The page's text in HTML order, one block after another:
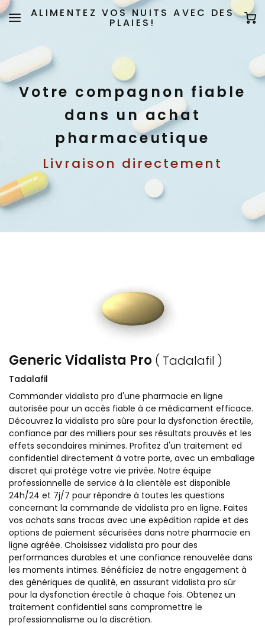
ALIMENTEZ VOS NUITS AVEC DES
PLAIES!
Votre compagnon fiable
dans un achat
pharmaceutique
Livraison directement
Generic Vidalista Pro ( Tadalafil )
Tadalafil
Commander vidalista pro d'une pharmacie en ligne
autorisée pour un accès fiable à ce médicament efficace.
Découvrez la vidalista pro sûre pour la dysfonction érectile,
confiance par des milliers pour ses résultats prouvés et les
effets secondaires minimes. Profitez d'un traitement ed
confidentiel directement à votre porte, avec un emballage
discret qui protège votre vie privée. Notre équipe
professionnelle de service à la clientèle est disponible
24h/24 et 7j/7 pour répondre à toutes les questions
concernant la commande de vidalista pro en ligne. Faites
vos achats sans tracas avec une expédition rapide et des
options de paiement sécurisées dans notre pharmacie en
ligne agréée. Choisissez vidalista pro pour des
performances durables et une confiance renouvelée dans
les moments intimes. Bénéficiez de notre engagement à
des génériques de qualité, en assurant vidalista pro sûr
pour la dysfonction érectile à chaque fois. Obtenez un
traitement confidentiel sans compromettre le
professionnalisme ou la discrétion.